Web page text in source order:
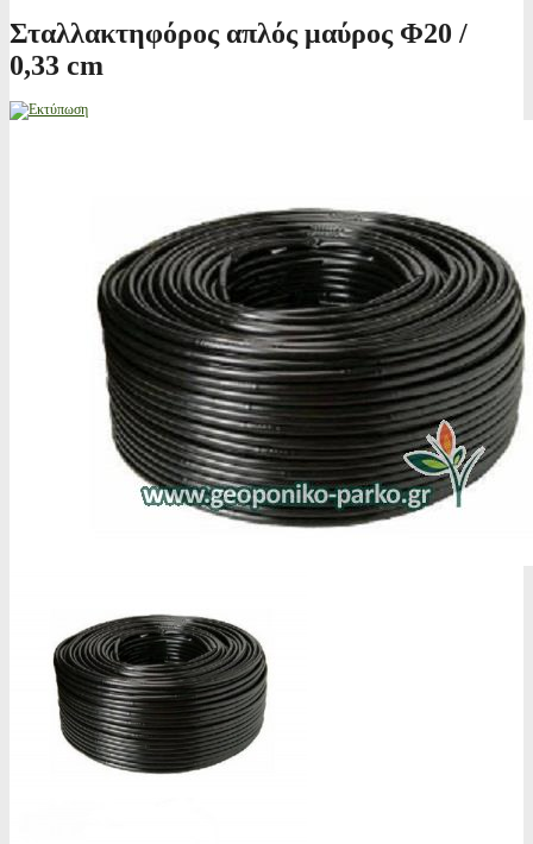
Σταλλακτηφόρος απλός μαύρος Φ20 /
0,33 cm